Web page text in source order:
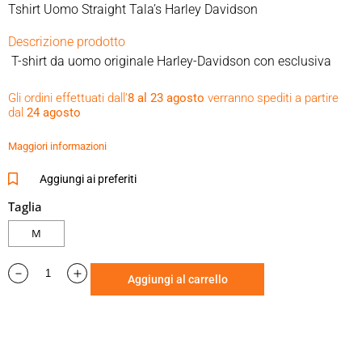
Tshirt Uomo Straight Tala’s Harley Davidson
Descrizione prodotto
T-shirt da uomo originale Harley-Davidson con esclusiva
100% Cotone
Vestibilità classica
Colore nero
Gli ordini effettuati dall’8 al 23 agosto verranno spediti a partire
dal 24 agosto
Maggiori informazioni
Aggiungi ai preferiti
Taglia
M
Aggiungi al carrello